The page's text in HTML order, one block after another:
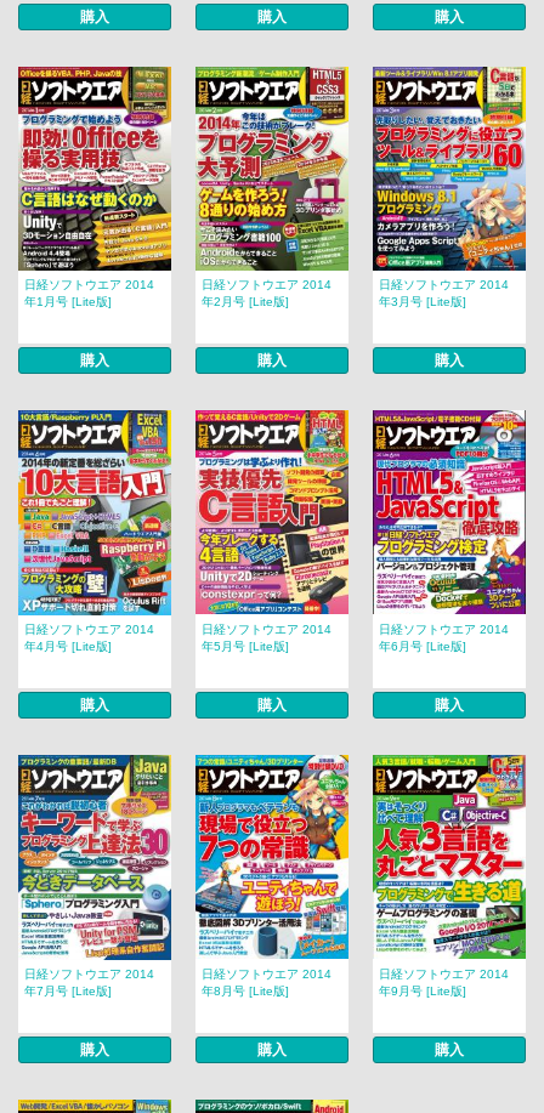
購入 購入 購入
日経ソフトウエア 2014
年1月号 [Lite版]
購入
日経ソフトウエア 2014
年2月号 [Lite版]
購入
日経ソフトウエア 2014
年3月号 [Lite版]
購入
日経ソフトウエア 2014
年4月号 [Lite版]
購入
日経ソフトウエア 2014
年5月号 [Lite版]
購入
日経ソフトウエア 2014
年6月号 [Lite版]
購入
日経ソフトウエア 2014
年7月号 [Lite版]
購入
日経ソフトウエア 2014
年8月号 [Lite版]
購入
日経ソフトウエア 2014
年9月号 [Lite版]
購入